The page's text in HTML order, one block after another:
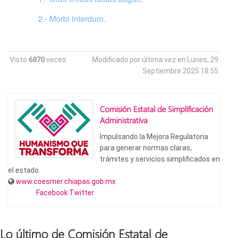
2.- Morbi interdum.
Visto 6870veces
Modificado por última vez en Lunes, 29
Septiembre 2025 18:55
Comisión Estatal de Simplificación
Administrativa
Impulsando la Mejora Regulatoria
para generar normas claras,
trámites y servicios simplificados en
el estado.
www.coesmer.chiapas.gob.mx
Facebook Twitter
Lo último de Comisión Estatal de